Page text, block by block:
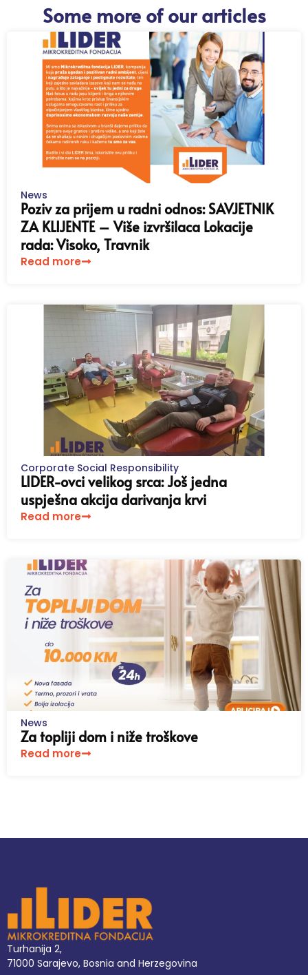
Some more of our articles
News
Poziv za prijem u radni odnos: SAVJETNIK
ZA KLIJENTE – Više izvršilaca Lokacije
rada: Visoko, Travnik
Read more
Corporate Social Responsibility
LIDER-ovci velikog srca: Još jedna
uspješna akcija darivanja krvi
Read more
News
Za topliji dom i niže troškove
Read more
Turhanija 2,
71000 Sarajevo, Bosnia and Herzegovina